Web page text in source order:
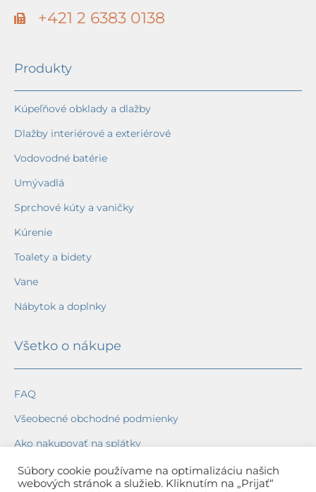
+421 2 6383 0138
Produkty
Kúpeľňové obklady a dlažby
Dlažby interiérové a exteriérové
Vodovodné batérie
Umývadlá
Sprchové kúty a vaničky
Kúrenie
Toalety a bidety
Vane
Nábytok a doplnky
Všetko o nákupe
FAQ
Všeobecné obchodné podmienky
Ako nakupovať na splátky
Ochrana osobných údajov
Súbory cookie používame na optimalizáciu našich
webových stránok a služieb. Kliknutím na „Prijať“